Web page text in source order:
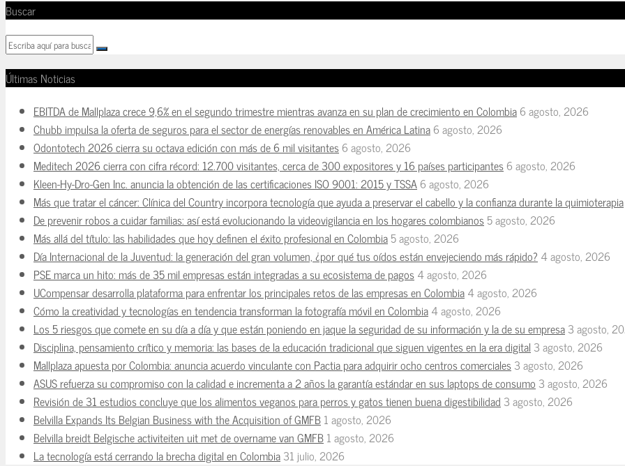
Buscar
Últimas Noticias
EBITDA de Mallplaza crece 9,6% en el segundo trimestre mientras avanza en su plan de crecimiento en Colombia6 agosto, 2026
Chubb impulsa la oferta de seguros para el sector de energías renovables en América Latina6 agosto, 2026
Odontotech 2026 cierra su octava edición con más de 6 mil visitantes6 agosto, 2026
Meditech 2026 cierra con cifra récord: 12.700 visitantes, cerca de 300 expositores y 16 países participantes6 agosto, 2026
Kleen-Hy-Dro-Gen Inc. anuncia la obtención de las certificaciones ISO 9001: 2015 y TSSA6 agosto, 2026
Más que tratar el cáncer: Clínica del Country incorpora tecnología que ayuda a preservar el cabello y la confianza durante la quimioterapia
De prevenir robos a cuidar familias: así está evolucionando la videovigilancia en los hogares colombianos5 agosto, 2026
Más allá del título: las habilidades que hoy definen el éxito profesional en Colombia5 agosto, 2026
Día Internacional de la Juventud: la generación del gran volumen, ¿por qué tus oídos están envejeciendo más rápido? 4 agosto, 2026
PSE marca un hito: más de 35 mil empresas están integradas a su ecosistema de pagos4 agosto, 2026
UCompensar desarrolla plataforma para enfrentar los principales retos de las empresas en Colombia4 agosto, 2026
Cómo la creatividad y tecnologías en tendencia transforman la fotografía móvil en Colombia4 agosto, 2026
Los 5 riesgos que comete en su día a día y que están poniendo en jaque la seguridad de su información y la de su empresa3 agosto,
Disciplina, pensamiento crítico y memoria: las bases de la educación tradicional que siguen vigentes en la era digital 3 agosto, 2026
Mallplaza apuesta por Colombia: anuncia acuerdo vinculante con Pactia para adquirir ocho centros comerciales3 agosto, 2026
ASUS refuerza su compromiso con la calidad e incrementa a 2 años la garantía estándar en sus laptops de consumo 3 agosto, 2026
Revisión de 31 estudios concluye que los alimentos veganos para perros y gatos tienen buena digestibilidad 3 agosto, 2026
Belvilla Expands Its Belgian Business with the Acquisition of GMFB1 agosto, 2026
Belvilla breidt Belgische activiteiten uit met de overname van GMFB1 agosto, 2026
La tecnología está cerrando la brecha digital en Colombia31 julio, 2026